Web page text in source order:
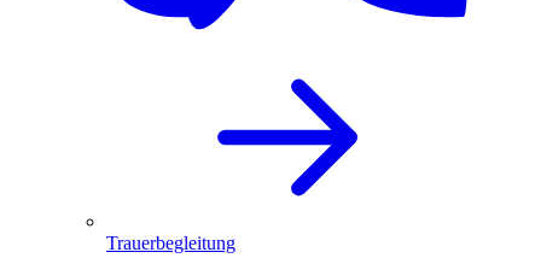
Trauerbegleitung